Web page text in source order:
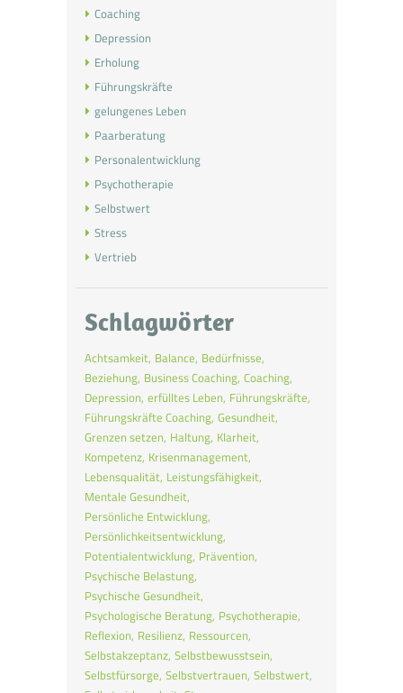
Coaching
Depression
Erholung
Führungskräfte
gelungenes Leben
Paarberatung
Personalentwicklung
Psychotherapie
Selbstwert
Stress
Vertrieb
Schlagwörter
Achtsamkeit Balance Bedürfnisse
Beziehung Business Coaching Coaching
Depression erfülltes Leben Führungskräfte
Führungskräfte Coaching Gesundheit
Grenzen setzen Haltung Klarheit
Kompetenz Krisenmanagement
Lebensqualität Leistungsfähigkeit
Mentale Gesundheit
Persönliche Entwicklung
Persönlichkeitsentwicklung
Potentialentwicklung Prävention
Psychische Belastung
Psychische Gesundheit
Psychologische Beratung Psychotherapie
Reflexion Resilienz Ressourcen
Selbstakzeptanz Selbstbewusstsein
Selbstfürsorge Selbstvertrauen Selbstwert